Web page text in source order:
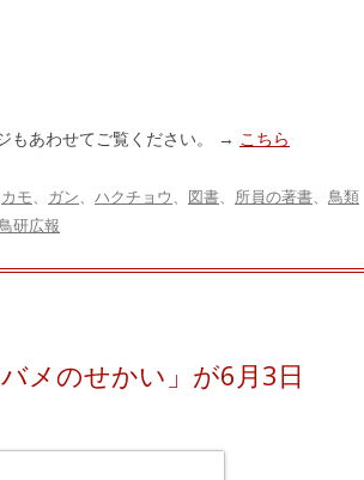
もあわせてご覧ください。 → こちら
カモ、 ガン、 ハクチョウ、 図書、 所員の著書、 鳥類
研広報
メのせかい」が6月3日